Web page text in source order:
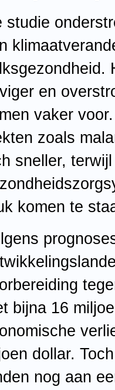
studie
en
vaker
zoals
sneller,
komen te
bijna 16
dollar.
nog aan